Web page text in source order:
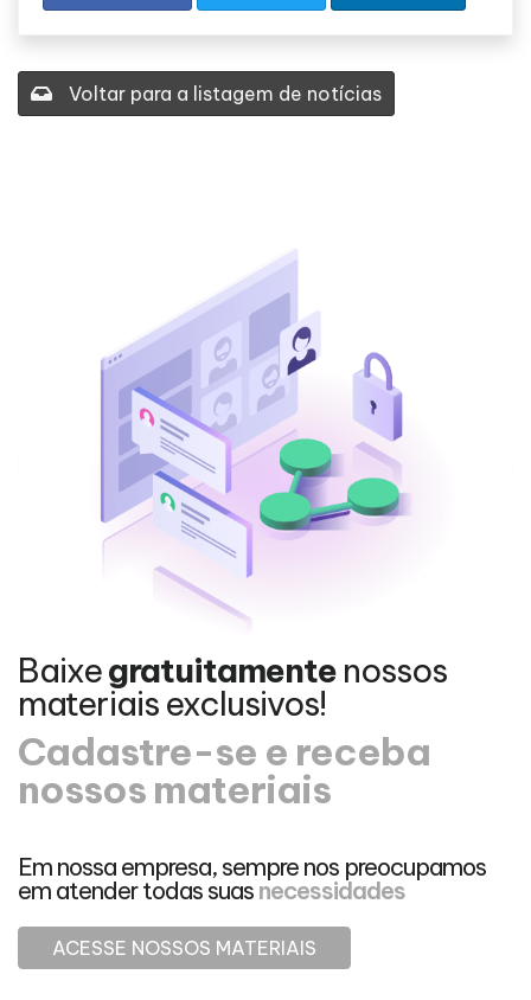
Voltar para a listagem de notícias
Baixegratuitamente nossos
materiais exclusivos!
Cadastre-se e receba
nossos materiais
Em nossa empresa, sempre nos preocupamos
em atender todas suas necessidades
ACESSE NOSSOS MATERIAIS